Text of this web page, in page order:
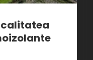
calitatea